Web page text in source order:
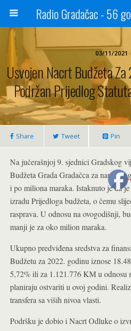
03/11/2021
Usvojen Nacrt Budžeta
Podržan Prijedlog
Share Tweet Pin
Na jučerašnjoj 9. sjednici Gradskog
Budžeta Grada Gradačca za narednu
i po miliona maraka. Istaknuto je da
izradu Prijedloga budžeta, o čemu
rasprava. U odnosu na ovogodišnji,
manji je za oko milion maraka.
Ukupno predviđena sredstva za
Budžetu za 2022. godinu iznose
5,72% ili za 1.121.776 KM u odnosu
planiraju ostvariti u ovoj godini.
transfera sa viših nivoa vlasti.
Podršku je dobio i Nacrt Odluke o